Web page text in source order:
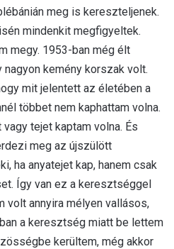
meg is kereszteljenek.
mindenkit megfigyeltek.
megy. 1953-ban még élt
kemény korszak volt.
mit jelentett az életében a
többet nem kaphattam volna.
tejet kaptam volna. És
meg az újszülött
ha anyatejet kap, hanem csak
Így van ez a keresztséggel
volt annyira mélyen vallásos,
a keresztség miatt be lettem
kerültem, még akkor